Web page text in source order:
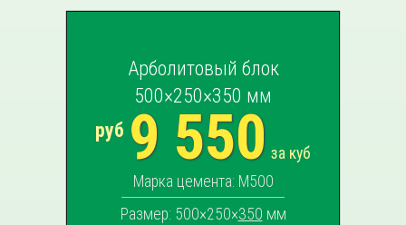
Арболитовый блок
500×250×350 мм
руб 9 550 за куб
Марка цемента: М500
Размер: 500×250×350 мм